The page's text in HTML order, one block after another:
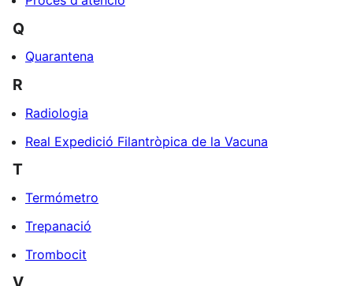
Q
Quarantena
R
Radiologia
Real Expedició Filantròpica de la Vacuna
T
Termómetro
Trepanació
Trombocit